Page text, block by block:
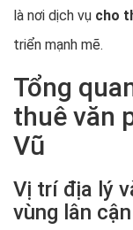
là nơi dịch vụ cho
triển mạnh mẽ.
Tổng
thuê văn
Vũ
Vị trí địa lý
vùng lân cận